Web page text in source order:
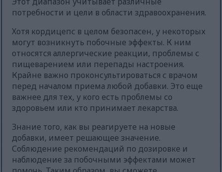
потребности и цели в области здравоохранения.
Хотя кордицепс в целом безопасен, у некоторых
могут возникнуть побочные эффекты. К ним
относятся аллергические реакции, проблемы с
пищеварением или перепады настроения.
Крайне важно проконсультироваться с врачом
перед началом приема любой добавки. Это еще
важнее для тех, у кого есть проблемы со
здоровьем или кто принимает лекарства.
Знание того, как вы реагируете на новые
добавки, имеет решающее значение.
Соблюдение рекомендаций по дозировке и
наблюдение за побочными эффектами может